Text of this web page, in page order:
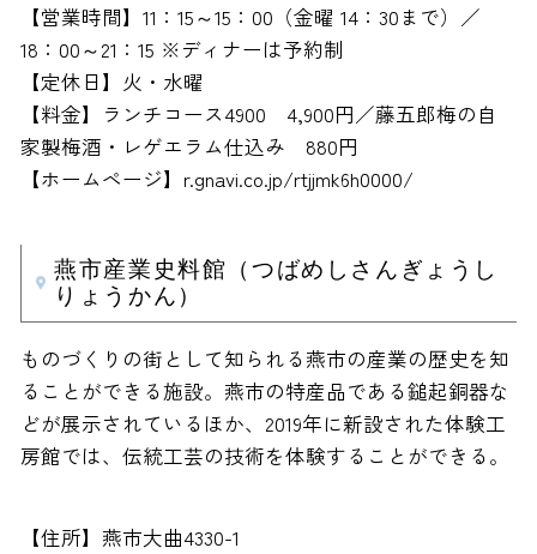
【営業時間】11：15～15：00（金曜 14：30まで）／
18：00～21：15 ※ディナーは予約制
【定休日】火・水曜
【料金】ランチコース4900 4,900円／藤五郎梅の自
家製梅酒・レゲエラム仕込み 880円
【ホームページ】r.gnavi.co.jp/rtjjmk6h0000/
燕市産業史料館（つばめしさんぎょうし
りょうかん）
ものづくりの街として知られる燕市の産業の歴史を知
ることができる施設。燕市の特産品である鎚起銅器な
どが展示されているほか、2019年に新設された体験工
房館では、伝統工芸の技術を体験することができる。
【住所】燕市大曲4330-1